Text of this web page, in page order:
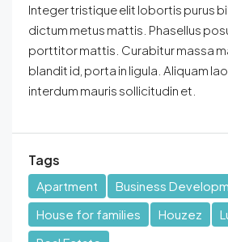
Integer tristique elit lobortis purus
dictum metus mattis. Phasellus
porttitor mattis. Curabitur massa
blandit id, porta in ligula. Aliquam
interdum mauris sollicitudin et.
Tags
Apartment
Business
House for families
Houzez